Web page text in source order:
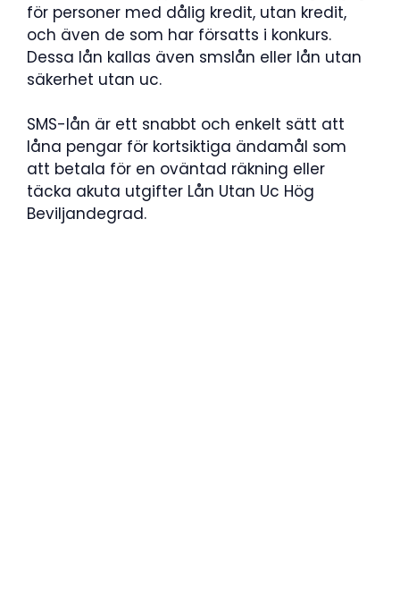
för personer med dålig kredit, utan kredit,
och även de som har försatts i konkurs.
Dessa lån kallas även smslån eller lån utan
säkerhet utan uc.
SMS-lån är ett snabbt och enkelt sätt att
låna pengar för kortsiktiga ändamål som
att betala för en oväntad räkning eller
täcka akuta utgifter Lån Utan Uc Hög
Beviljandegrad.